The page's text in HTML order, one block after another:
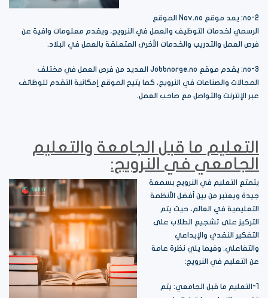
2-no: يعد موقع Nav.no الموقع
الرسمي لخدمات التوظيف والعمل في النرويج، ويقدم معلومات وافية عن
فرص العمل والتدريب والخدمات الأخرى المتعلقة بالعمل في البلاد.
3-no: يقدم موقع Jobbnorge.no العديد من فرص العمل في مختلف
المجالات والصناعات في النرويج، كما يتيح الموقع إمكانية التقدم للوظائف
عبر الإنترنت والتواصل مع صاحب العمل.
التعليم ما قبل الجامعة والتعليم
الجامعي في النرويج:
يتمتع التعليم في النرويج بسمعة
جيدة ويعتبر من بين أفضل الأنظمة
التعليمية في العالم، حيث يتم
التركيز على تشجيع الطلاب على
التفكير النقدي والإبداعي
والتفاعلي. وفيما يلي نظرة عامة
عن التعليم في النرويج:
1-التعليم ما قبل الجامعي: يتم